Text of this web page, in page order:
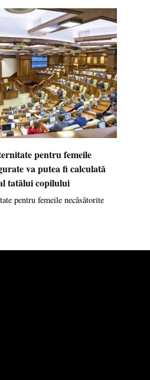
pentru femeile
va putea fi calculată
tatălui copilului
pentru femeile necăsătorite